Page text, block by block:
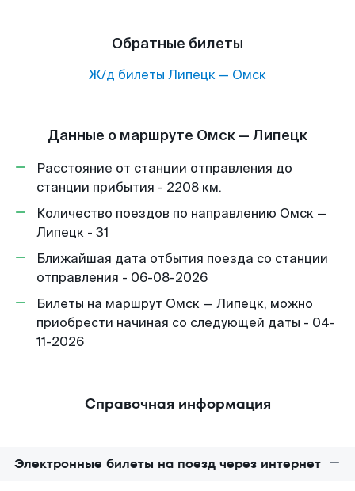
Обратные билеты
Ж/д билеты Липецк — Омск
Данные о маршруте Омск — Липецк
Расстояние от станции отправления до
станции прибытия - 2208 км.
Количество поездов по направлению Омск —
Липецк - 31
Ближайшая дата отбытия поезда со станции
отправления - 06-08-2026
Билеты на маршрут Омск — Липецк, можно
приобрести начиная со следующей даты - 04-
11-2026
Справочная информация
Электронные билеты на поезд через интернет